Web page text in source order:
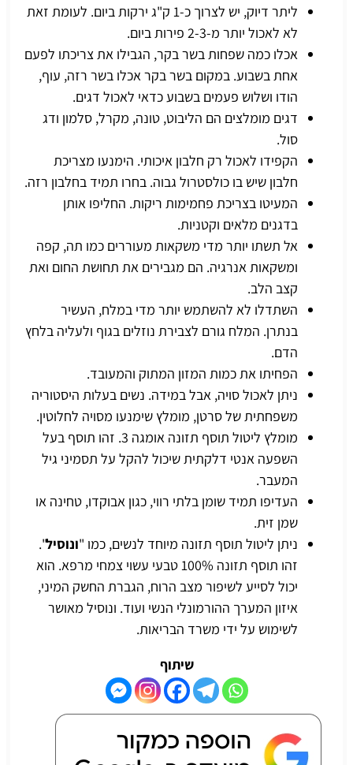
ליתר דיוק, יש לצרוך כ-1 ק"ג ירקות ביום. לעומת זאת
לא לאכול יותר מ-2-3 פירות ביום.
אכלו כמה שפחות בשר בקר, הגבילו את צריכתו לפעם
אחת בשבוע. במקום בשר בקר אכלו בשר רזה, עוף,
הודו ושלוש פעמים בשבוע כדאי לאכול דגים.
דגים מומלצים הם הליבוט, טונה, מקרל, סלמון ודג
סול.
הקפידו לאכול רק חלבון איכותי. הימנעו מצריכת
חלבון שיש בו כולסטרול גבוה. בחרו תמיד בחלבון רזה.
המעיטו בצריכת פחמימות ריקות. החליפו אותן
בדגנים מלאים וקטניות.
אל תשתו יותר מדי משקאות מעוררים כמו תה, קפה
ומשקאות אנרגיה. הם מגבירים את תחושת החום ואת
קצב הלב.
השתדלו לא להשתמש יותר מדי במלח, העשיר
בנתרן. המלח גורם לצבירת נוזלים בגוף ולעליה בלחץ
הדם.
הפחיתו את כמות המזון המתוק והמעובד.
ניתן לאכול סויה, אבל במידה. נשים בעלות היסטוריה
משפחתית של סרטן, מומלץ שימנעו מסויה לחלוטין.
מומלץ ליטול תוסף תזונה אומגה 3. זהו תוסף בעל
השפעה אנטי דלקתית שיכול להקל על תסמיני גיל
המעבר.
העדיפו תמיד שומן בלתי רווי, כגון אבוקדו, טחינה או
שמן זית.
ניתן ליטול תוסף תזונה מיוחד לנשים, כמו "ונוסיל".
זהו תוסף תזונה 100% טבעי עשוי צמחי מרפא. הוא
יכול לסייע לשיפור מצב הרוח, הגברת החשק המיני,
איזון המערך ההורמונלי הנשי ועוד. ונוסיל מאושר
לשימוש על ידי משרד הבריאות.
שיתוף